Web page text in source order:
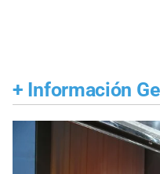
+ Información